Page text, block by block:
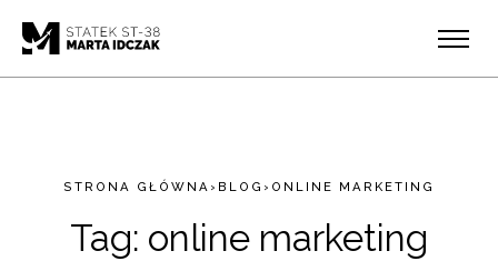
STRONA GŁÓWNA › BLOG › ONLINE MARKETING
Tag: online marketing